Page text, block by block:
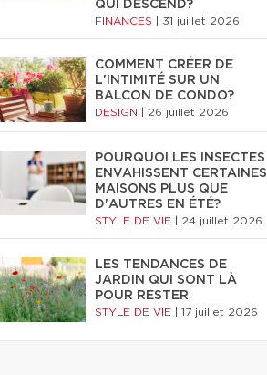
QUI DESCEND?
FINANCES 31 juillet 2026
COMMENT CRÉER DE
L'INTIMITÉ SUR UN
BALCON DE CONDO?
DESIGN 26 juillet 2026
POURQUOI LES INSECTES
ENVAHISSENT CERTAINES
MAISONS PLUS QUE
D'AUTRES EN ÉTÉ?
STYLE DE VIE 24 juillet 2026
LES TENDANCES DE
JARDIN QUI SONT LÀ
POUR RESTER
STYLE DE VIE 17 juillet 2026